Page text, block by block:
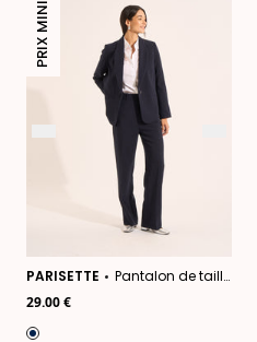
PRIX MINI
PARISETTE
Pantalon de tailleur droit
29.00 €